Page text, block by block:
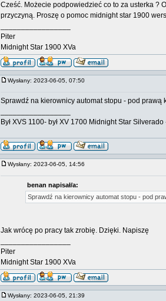
Cześć. Możecie podpowiedzieć co to za usterka ?
przyczyną. Proszę o pomoc midnight star 1900
Piter
Midnight Star 1900 XVa
Wysłany: 2023-06-05, 07:50
Sprawdź na kierownicy automat stopu - pod prawą
Był XVS 1100- był XV 1700 Midnight Star
Wysłany: 2023-06-05, 14:56
benan napisał/a:
Sprawdź na kierownicy automat stopu - pod
Jak wrócę po pracy tak zrobię. Dzięki. Napiszę
Piter
Midnight Star 1900 XVa
Wysłany: 2023-06-05, 21:39